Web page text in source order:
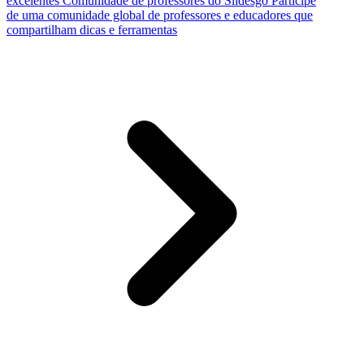
de uma comunidade global de professores e educadores que
compartilham dicas e ferramentas